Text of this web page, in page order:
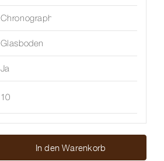
Chronograph
Glasboden
Ja
10
In den Warenkorb